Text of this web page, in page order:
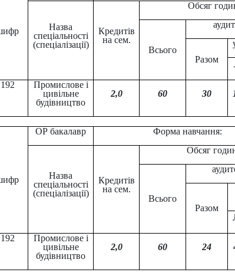
Назва
спеціальності
(спеціалізації)
Кредитів
на сем.
Обсяг
Всього
Разом
192
Промислове і
цивільне
будівництво
2,0 60 30
ОР бакалавр Форма навчання:
Назва
спеціальності
(спеціалізації)
Кредитів
на сем.
Обсяг
Всього
Разом
192
Промислове і
цивільне
будівництво
2,0 60 24